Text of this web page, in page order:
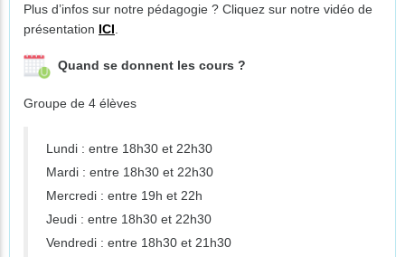
Plus d’infos sur notre pédagogie ? Cliquez sur notre vidéo de
présentation ICI
Quand se donnent les cours ?
Groupe de 4 élèves
Lundi : entre 18h30 et 22h30
Mardi : entre 18h30 et 22h30
Mercredi : entre 19h et 22h
Jeudi : entre 18h30 et 22h30
Vendredi : entre 18h30 et 21h30